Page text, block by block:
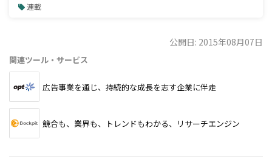
連載
公開日: 2015年08月07日
関連ツール・サービス
広告事業を通じ、持続的な成長を志す企業に伴走
競合も、業界も、トレンドもわかる、リサーチエンジン